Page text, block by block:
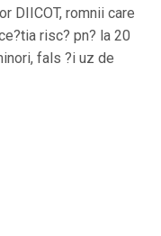
DIICOT, romnii care
risc? pn? la 20
fals ?i uz de